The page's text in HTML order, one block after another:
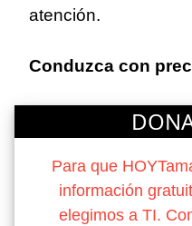
atención.
Conduzca con
Para que
información
elegimos a TI.